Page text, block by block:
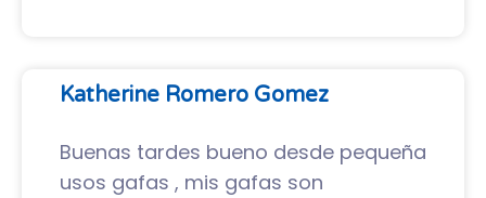
Katherine Romero Gomez
Buenas tardes bueno desde pequeña
usos gafas , mis gafas son